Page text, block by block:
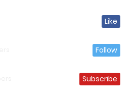
Like
Follow
Subscribe